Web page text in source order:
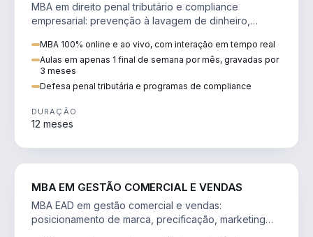
MBA em direito penal tributário e compliance
empresarial: prevenção à lavagem de dinheiro,
MBA 100% online e ao vivo, com interação em tempo real
Aulas em apenas 1 final de semana por mês, gravadas por
3 meses
Defesa penal tributária e programas de compliance
DURAÇÃO
12 meses
MBA EM GESTÃO COMERCIAL E VENDAS
MBA EAD em gestão comercial e vendas:
posicionamento de marca, precificação, marketing